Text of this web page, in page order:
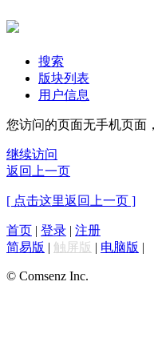
搜索
版块列表
用户信息
您访问的页面无手机页面
继续访问
返回上一页
[ 点击这里返回上一页 ]
首页 | 登录 | 注册
简易版 | 触屏版 | 电脑版 |
© Comsenz Inc.